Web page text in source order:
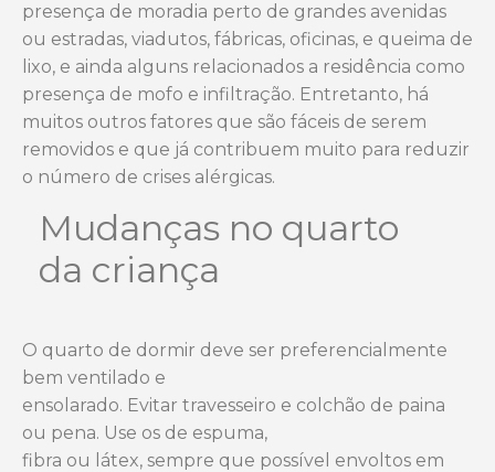
presença de moradia perto de grandes avenidas
ou estradas, viadutos, fábricas, oficinas, e queima de
lixo, e ainda alguns relacionados a residência como
presença de mofo e infiltração. Entretanto, há
muitos outros fatores que são fáceis de serem
removidos e que já contribuem muito para reduzir
o número de crises alérgicas.
Mudanças no quarto
da criança
O quarto de dormir deve ser preferencialmente
bem ventilado e
ensolarado. Evitar travesseiro e colchão de paina
ou pena. Use os de espuma,
fibra ou látex, sempre que possível envoltos em